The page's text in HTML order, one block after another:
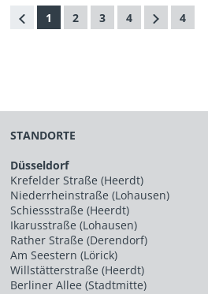
1 2 3 4 4
STANDORTE
Düsseldorf
Krefelder Straße (Heerdt)
Niederrheinstraße (Lohausen)
Schiessstraße (Heerdt)
Ikarusstraße (Lohausen)
Rather Straße (Derendorf)
Am Seestern (Lörick)
Willstätterstraße (Heerdt)
Berliner Allee (Stadtmitte)